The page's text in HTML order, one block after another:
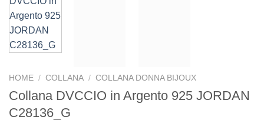
HOME / COLLANA / COLLANA DONNA BIJOUX
Collana DVCCIO in Argento 925 JORDAN
C28136_G